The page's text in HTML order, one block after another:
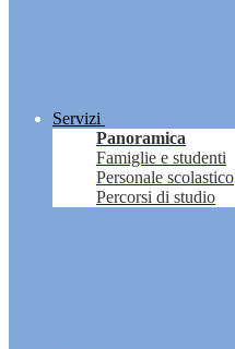
Servizi
Panoramica
Famiglie e studenti
Personale scolastico
Percorsi di studio